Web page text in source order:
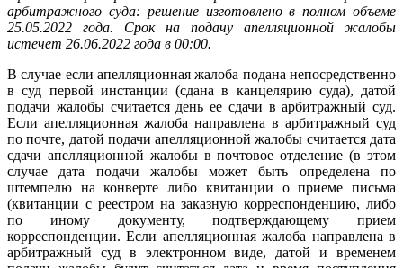
арбитражного суда: решение изготовлено в полном объеме
25.05.2022 года. Срок на подачу апелляционной жалобы
истечет 26.06.2022 года в 00:00.
В случае если апелляционная жалоба подана непосредственно
в суд первой инстанции (сдана в канцелярию суда), датой
подачи жалобы считается день ее сдачи в арбитражный суд.
Если апелляционная жалоба направлена в арбитражный суд
по почте, датой подачи апелляционной жалобы считается дата
сдачи апелляционной жалобы в почтовое отделение (в этом
случае дата подачи жалобы может быть определена по
штемпелю на конверте либо квитанции о приеме письма
(квитанции с реестром на заказную корреспонденцию, либо
по иному документу, подтверждающему прием
корреспонденции. Если апелляционная жалоба направлена в
арбитражный суд в электронном виде, датой и временем